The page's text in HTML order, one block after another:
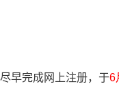
早完成网上注册，于6